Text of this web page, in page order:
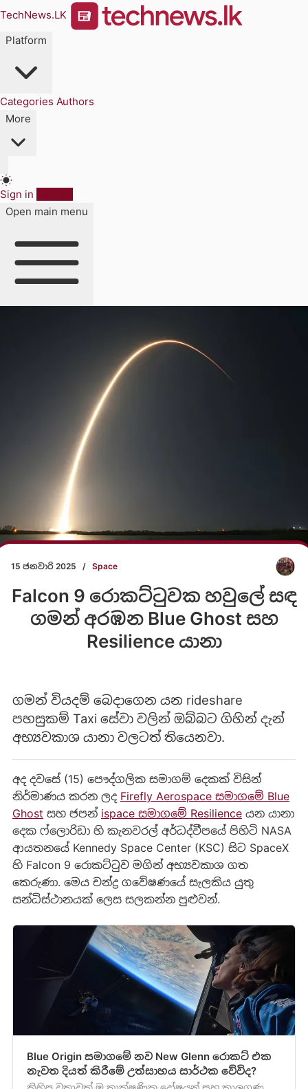
TechNews.LK
Platform
Categories Authors
More
Sign in
Open main menu
15 ජනවාරි 2025 / Space
Falcon 9 රොකට්ටුවක හවුලේ සඳ
ගමන් අරඹන Blue Ghost සහ
Resilience යානා
ගමන් වියදම් බෙදාගෙන යන rideshare
පහසුකම් Taxi සේවා වලින් ඔබ්බට ගිහින් දැන්
අභ්‍යවකාශ යානා වලටත් තියෙනවා.
අද දවසේ (15) පෞද්ගලික සමාගම් දෙකක් විසින්
නිර්මාණය කරන ලද Firefly Aerospace සමාගමේ Blue
Ghost සහ ජපන් ispace සමාගමේ Resilienceයන යානා
දෙක ෆ්ලොරිඩා හි කැනවරල් අර්ධද්වීපයේ පිහිටි NASA
ආයතනයේ Kennedy Space Center (KSC) සිට SpaceX
හි Falcon 9 රොකට්ටුව මගින් අභ්‍යවකාශ ගත
කෙරුණා. මෙය චන්ද්‍ර ගවේෂණයේ සැලකිය යුතු
සන්ධිස්ථානයක් ලෙස සලකන්න පුළුවන්.
Blue Origin සමාගමේ නව New Glenn රොකට් එක
නැවත දියත් කිරීමේ උත්සාහය සාර්ථක වේවිද?